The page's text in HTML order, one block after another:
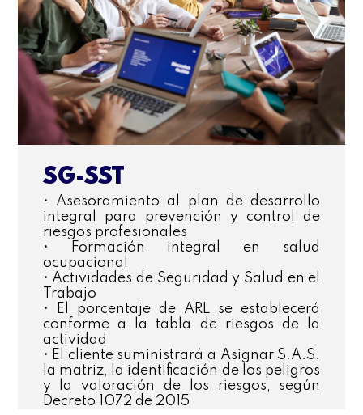
SG-SST
• Asesoramiento al plan de desarrollo
integral para prevención y control de
riesgos profesionales
• Formación integral en salud
ocupacional
• Actividades de Seguridad y Salud en el
Trabajo
• El porcentaje de ARL se establecerá
conforme a la tabla de riesgos de la
actividad
• El cliente suministrará a Asignar S.A.S.
la matriz, la identificación de los peligros
y la valoración de los riesgos, según
Decreto 1072 de 2015